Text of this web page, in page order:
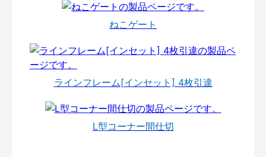
ねこゲート
ラインフレーム[インセット] 4枚引違
L型コーナー間仕切